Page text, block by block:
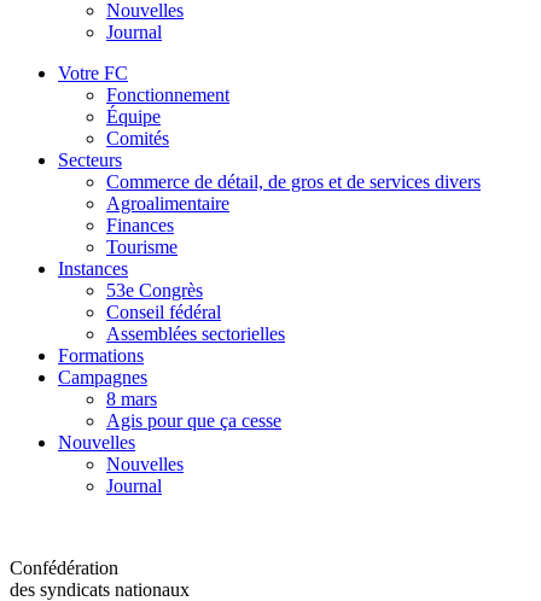
Nouvelles
Journal
Votre FC
Fonctionnement
Équipe
Comités
Secteurs
Commerce de détail, de gros et de services divers
Agroalimentaire
Finances
Tourisme
Instances
53e Congrès
Conseil fédéral
Assemblées sectorielles
Formations
Campagnes
8 mars
Agis pour que ça cesse
Nouvelles
Nouvelles
Journal
Confédération
des syndicats nationaux